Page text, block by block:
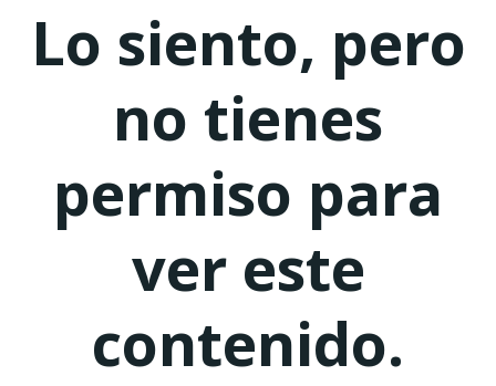
Lo siento, pero
no tienes
permiso para
ver este
contenido.